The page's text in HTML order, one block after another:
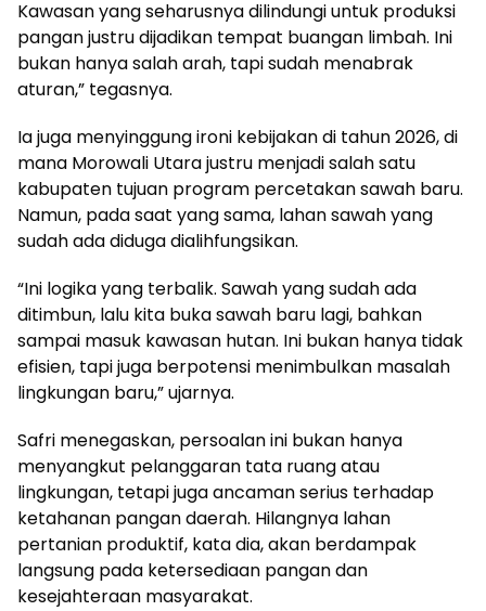
Kawasan yang seharusnya dilindungi untuk produksi
pangan justru dijadikan tempat buangan limbah. Ini
bukan hanya salah arah, tapi sudah menabrak
aturan,” tegasnya.
Ia juga menyinggung ironi kebijakan di tahun 2026, di
mana Morowali Utara justru menjadi salah satu
kabupaten tujuan program percetakan sawah baru.
Namun, pada saat yang sama, lahan sawah yang
sudah ada diduga dialihfungsikan.
“Ini logika yang terbalik. Sawah yang sudah ada
ditimbun, lalu kita buka sawah baru lagi, bahkan
sampai masuk kawasan hutan. Ini bukan hanya tidak
efisien, tapi juga berpotensi menimbulkan masalah
lingkungan baru,” ujarnya.
Safri menegaskan, persoalan ini bukan hanya
menyangkut pelanggaran tata ruang atau
lingkungan, tetapi juga ancaman serius terhadap
ketahanan pangan daerah. Hilangnya lahan
pertanian produktif, kata dia, akan berdampak
langsung pada ketersediaan pangan dan
kesejahteraan masyarakat.